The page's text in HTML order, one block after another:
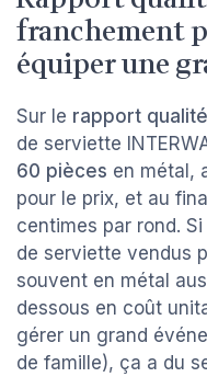
franchement
équiper une
Sur le rapport
de serviette
60 pièces en métal,
pour le prix, et au
centimes par rond.
de serviette vendus
souvent en métal
dessous en coût
gérer un grand
de famille), ça a du